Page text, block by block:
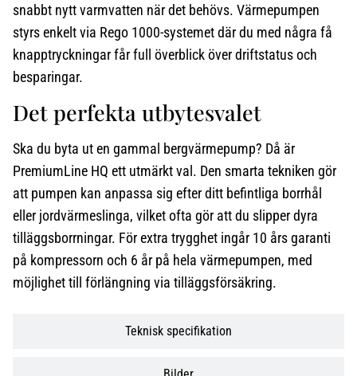
Teknisk specifikation
snabbt nytt varmvatten när det behövs. Värmepumpen
styrs enkelt via Rego 1000-systemet där du med några få
knapptryckningar får full överblick över driftstatus och
besparingar.
Det perfekta utbytesvalet
Ska du byta ut en gammal bergvärmepump? Då är
PremiumLine HQ ett utmärkt val. Den smarta tekniken gör
att pumpen kan anpassa sig efter ditt befintliga borrhål
eller jordvärmeslinga, vilket ofta gör att du slipper dyra
tilläggsborrningar. För extra trygghet ingår 10 års garanti
på kompressorn och 6 år på hela värmepumpen, med
möjlighet till förlängning via tilläggsförsäkring.